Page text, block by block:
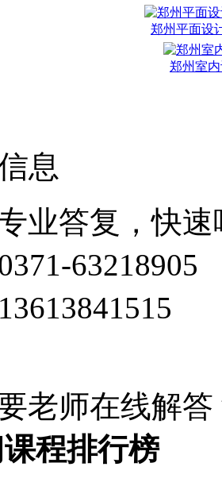
郑州平面设
郑州室
息
业答复，快速
63218905
老师在线解答
程排行榜